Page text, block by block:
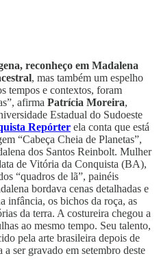
reconheço em Madalena
, mas também um espelho
tempos e contextos, foram
afirma Patrícia Moreira,
Estadual do Sudoeste
Repórter ela conta que está
“Cabeça Cheia de Planetas”,
dos Santos Reinbolt. Mulher
de Vitória da Conquista (BA),
“quadros de lã”, painéis
bordava cenas detalhadas e
infância, os bichos da roça, as
da terra. A costureira chegou a
ao mesmo tempo. Seu talento,
pela arte brasileira depois de
ser gravado em setembro deste